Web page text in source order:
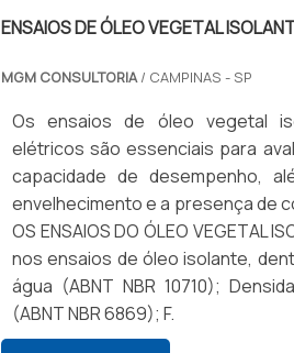
ENSAIOS DE ÓLEO VEGETAL
MGM CONSULTORIA/ CAMPINAS - SP
Os ensaios de óleo vegetal
elétricos são essenciais para
capacidade de desempenho,
envelhecimento e a presença de
OS ENSAIOS DO ÓLEO VEGETAL
nos ensaios de óleo isolante,
água (ABNT NBR 10710);
(ABNT NBR 6869); F.